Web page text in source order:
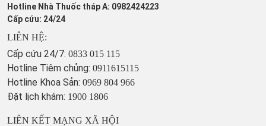
Hotline Nhà Thuốc tháp A: 0982424223
Cấp cứu: 24/24
LIÊN HỆ:
Cấp cứu 24/7: 0833 015 115
Hotline Tiêm chủng: 0911615115
Hotline Khoa Sản: 0969 804 966
Đặt lịch khám: 1900 1806
LIÊN KẾT MẠNG XÃ HỘI